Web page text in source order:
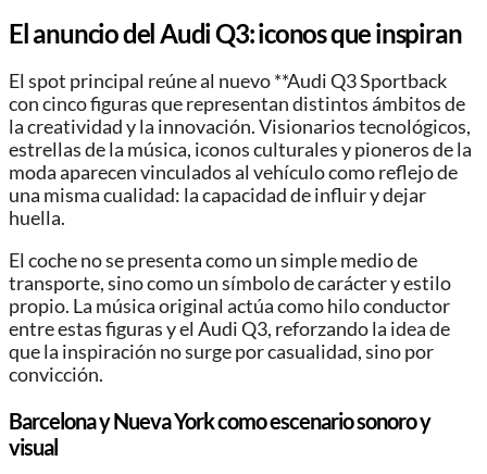
El anuncio del Audi Q3: iconos que inspiran
El spot principal reúne al nuevo **Audi Q3 Sportback
con cinco figuras que representan distintos ámbitos de
la creatividad y la innovación. Visionarios tecnológicos,
estrellas de la música, iconos culturales y pioneros de la
moda aparecen vinculados al vehículo como reflejo de
una misma cualidad: la capacidad de influir y dejar
huella.
El coche no se presenta como un simple medio de
transporte, sino como un símbolo de carácter y estilo
propio. La música original actúa como hilo conductor
entre estas figuras y el Audi Q3, reforzando la idea de
que la inspiración no surge por casualidad, sino por
convicción.
Barcelona y Nueva York como escenario sonoro y
visual